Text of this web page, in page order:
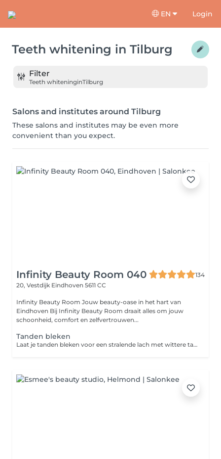
EN Login
Teeth whitening in Tilburg
Filter
Teeth whiteninginTilburg
Salons and institutes around Tilburg
These salons and institutes may be even more
convenient than you expect.
Infinity Beauty Room 040
134
20, Vestdijk Eindhoven 5611 CC
Infinity Beauty Room Jouw beauty-oase in het hart van
Eindhoven Bij Infinity Beauty Room draait alles om jouw
schoonheid, comfort en zelfvertrouwen...
Tanden bleken
Laat je tanden bleken voor een stralende lach met wittere tanden.